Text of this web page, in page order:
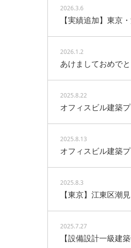
2026.3.6
【実績追加】東京
2026.1.2
あけましておめでと
2025.8.22
オフィスビル建築
2025.8.13
オフィスビル建築
2025.8.3
【東京】江東区潮
2025.7.27
【設備設計一級建